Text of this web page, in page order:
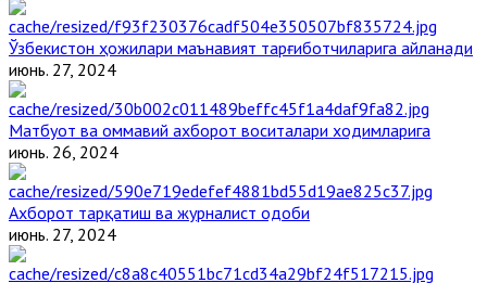
Ўзбекистон ҳожилари маънавият тарғиботчиларига айланади
июнь. 27, 2024
Матбуот ва оммавий ахборот воситалари ходимларига
июнь. 26, 2024
Ахборот тарқатиш ва журналист одоби
июнь. 27, 2024